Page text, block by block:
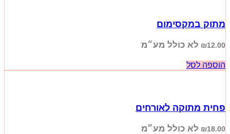
מתוק במקסימום
₪12.00 לא כולל מע״מ
הוספה לסל
פחית מתוקה לאורחים
₪18.00 לא כולל מע״מ